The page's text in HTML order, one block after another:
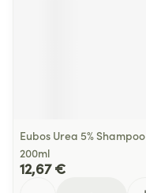
Eubos Urea 5% Shampoo
200ml
12,67 €